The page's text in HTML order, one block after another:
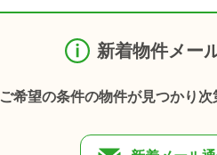
新着物件メー
ご希望の条件の物件が見つかり